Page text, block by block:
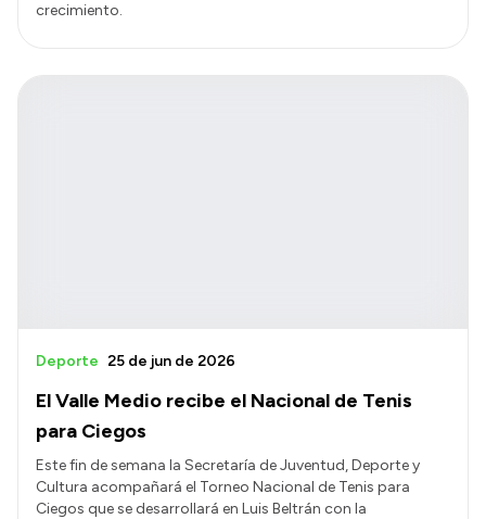
crecimiento.
El Valle Medio recibe el Nacional de Tenis
para Ciegos
Deporte 25 de jun de 2026
Este fin de semana la Secretaría de Juventud, Deporte y
Cultura acompañará el Torneo Nacional de Tenis para
Ciegos que se desarrollará en Luis Beltrán con la